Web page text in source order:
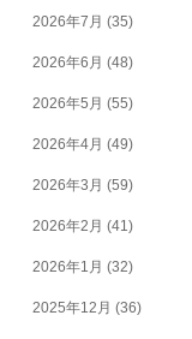
2026年7月 (35)
2026年6月 (48)
2026年5月 (55)
2026年4月 (49)
2026年3月 (59)
2026年2月 (41)
2026年1月 (32)
2025年12月 (36)